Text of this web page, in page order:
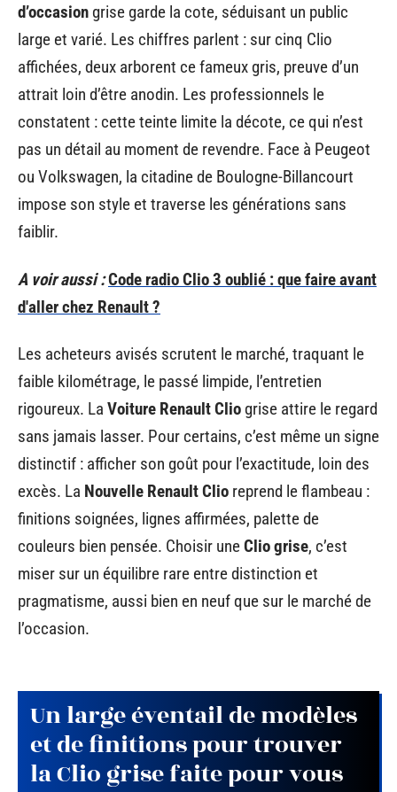
d’occasion grise garde la cote, séduisant un public
large et varié. Les chiffres parlent : sur cinq Clio
affichées, deux arborent ce fameux gris, preuve d’un
attrait loin d’être anodin. Les professionnels le
constatent : cette teinte limite la décote, ce qui n’est
pas un détail au moment de revendre. Face à Peugeot
ou Volkswagen, la citadine de Boulogne-Billancourt
impose son style et traverse les générations sans
faiblir.
A voir aussi :Code radio Clio 3 oublié : que faire avant
d'aller chez Renault ?
Les acheteurs avisés scrutent le marché, traquant le
faible kilométrage, le passé limpide, l’entretien
rigoureux. La Voiture Renault Clio grise attire le regard
sans jamais lasser. Pour certains, c’est même un signe
distinctif : afficher son goût pour l’exactitude, loin des
excès. La Nouvelle Renault Clio reprend le flambeau :
finitions soignées, lignes affirmées, palette de
couleurs bien pensée. Choisir uneClio grise, c’est
miser sur un équilibre rare entre distinction et
pragmatisme, aussi bien en neuf que sur le marché de
l’occasion.
Un large éventail de modèles
et de finitions pour trouver
la Clio grise faite pour vous